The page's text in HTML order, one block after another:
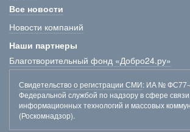
Все новости
Новости компаний
Наши партнеры
Благотворительный фонд «Добро24.ру»
Свидетельство о регистрации СМИ: ИА № ФС77-
Федеральной службой по надзору в сфере связи,
информационных технологий и массовых
(Роскомнадзор).